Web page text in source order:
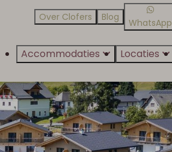
Over Clofers Blog WhatsApp
Accommodaties Locaties